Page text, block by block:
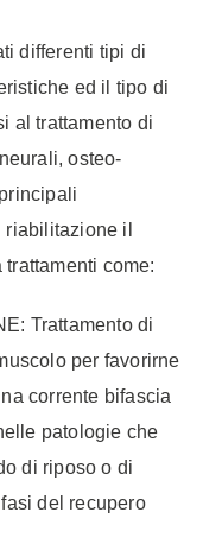
differenti tipi di
ed il tipo di
al trattamento di
osteo-
il
come:
Trattamento di
per favorirne
corrente bifascia
patologie che
di riposo o di
del recupero